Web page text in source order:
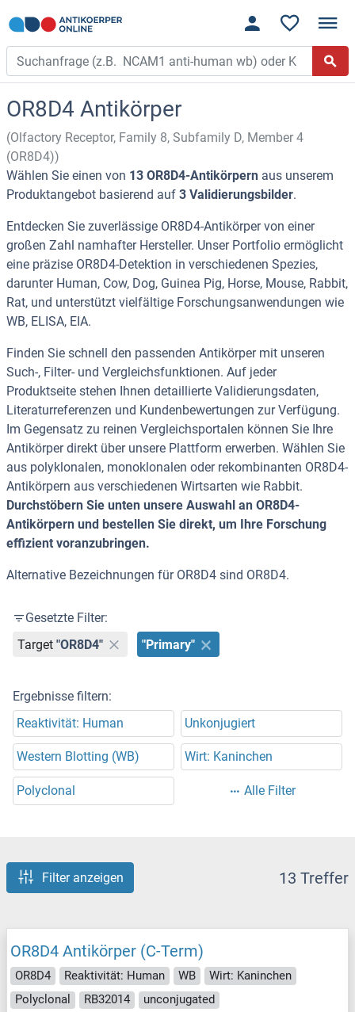
OR8D4 Antikörper
(Olfactory Receptor, Family 8, Subfamily D, Member 4
(OR8D4))
Wählen Sie einen von 13 OR8D4-Antikörpern aus unserem
Produktangebot basierend auf 3 Validierungsbilder.
Entdecken Sie zuverlässige OR8D4-Antikörper von einer
großen Zahl namhafter Hersteller. Unser Portfolio ermöglicht
eine präzise OR8D4-Detektion in verschiedenen Spezies,
darunter Human, Cow, Dog, Guinea Pig, Horse, Mouse, Rabbit,
Rat, und unterstützt vielfältige Forschungsanwendungen wie
WB, ELISA, EIA.
Finden Sie schnell den passenden Antikörper mit unseren
Such-, Filter- und Vergleichsfunktionen. Auf jeder
Produktseite stehen Ihnen detaillierte Validierungsdaten,
Literaturreferenzen und Kundenbewertungen zur Verfügung.
Im Gegensatz zu reinen Vergleichsportalen können Sie Ihre
Antikörper direkt über unsere Plattform erwerben. Wählen Sie
aus polyklonalen, monoklonalen oder rekombinanten OR8D4-
Antikörpern aus verschiedenen Wirtsarten wie Rabbit.
Durchstöbern Sie unten unsere Auswahl an OR8D4-
Antikörpern und bestellen Sie direkt, um Ihre Forschung
effizient voranzubringen.
Alternative Bezeichnungen für OR8D4 sind OR8D4.
Gesetzte Filter:
Target "OR8D4" "Primary"
Ergebnisse filtern:
Reaktivität: Human
Unkonjugiert
Western Blotting (WB) Wirt: Kaninchen
Polyclonal Alle Filter
Filter anzeigen 13 Treffer
OR8D4 Antikörper (C-Term)
OR8D4 Reaktivität: Human WB
Wirt: Kaninchen
Polyclonal
RB32014 unconjugated